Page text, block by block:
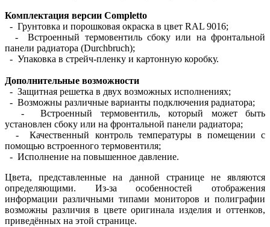
Комплектация версии Completto
- Грунтовка и порошковая окраска в цвет RAL 9016;
- Встроенный термовентиль сбоку или на фронтальной
панели радиатора (Durchbruch);
- Упаковка в стрейч-пленку и картонную коробку.
Дополнительные возможности
- Защитная решетка в двух возможных исполнениях;
- Возможны различные варианты подключения радиатора;
- Встроенный термовентиль, который может быть
установлен сбоку или на фронтальной панели радиатора;
- Качественный контроль температуры в помещении с
помощью встроенного термовентиля;
- Исполнение на повышенное давление.
Цвета, представленные на данной странице не являются
определяющими. Из-за особенностей отображения
информации различными типами мониторов и полиграфии
возможны различия в цвете оригинала изделия и оттенков,
приведённых на этой странице.